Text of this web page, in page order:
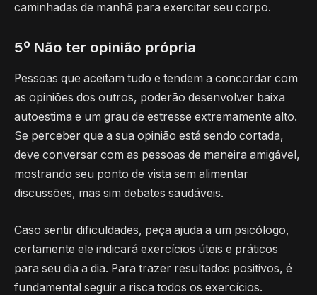
caminhadas de manhã para exercitar seu corpo.
5º Não ter opinião própria
Pessoas que aceitam tudo e tendem a concordar com
as opiniões dos outros, poderão desenvolver baixa
autoestima e um grau de estresse extremamente alto.
Se perceber que a sua opinião está sendo cortada,
deve conversar com as pessoas de maneira amigável,
mostrando seu ponto de vista sem alimentar
discussões, mas sim debates saudáveis.
Caso sentir dificuldades, peça ajuda a um psicólogo,
certamente ele indicará exercícios úteis e práticos
para seu dia a dia. Para trazer resultados positivos, é
fundamental seguir a risca todos os exercícios.